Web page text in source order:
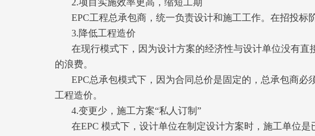
2.项目实施效率更高，缩短工期
EPC工程总承包商，统一负责设计和施工工作。在招投
3.降低工程造价
在现行模式下，因为设计方案的经济性与设计单位没有
的浪费。
EPC总承包模式下，因为合同总价是固定的，总承包商
工程造价。
4.变更少，施工方案“私人订制”
在EPC 模式下，设计单位在制定设计方案时，施工单位是